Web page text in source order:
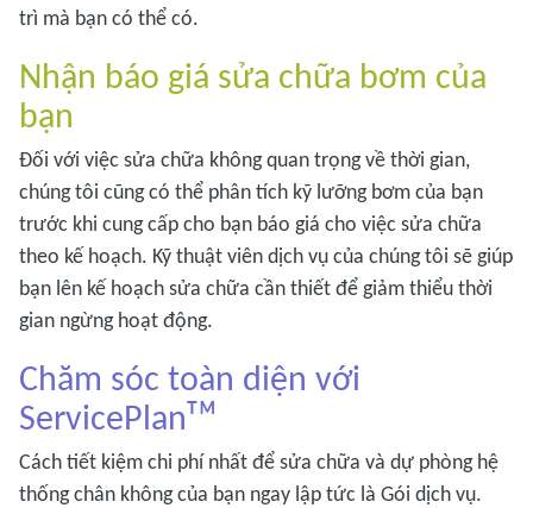
trì mà bạn có thể có.
Nhận báo giá sửa chữa bơm của
bạn
Đối với việc sửa chữa không quan trọng về thời gian,
chúng tôi cũng có thể phân tích kỹ lưỡng bơm của bạn
trước khi cung cấp cho bạn báo giá cho việc sửa chữa
theo kế hoạch. Kỹ thuật viên dịch vụ của chúng tôi sẽ giúp
bạn lên kế hoạch sửa chữa cần thiết để giảm thiểu thời
gian ngừng hoạt động.
Chăm sóc toàn diện với
ServicePlanᵀᴹ
Cách tiết kiệm chi phí nhất để sửa chữa và dự phòng hệ
thống chân không của bạn ngay lập tức là Gói dịch vụ.